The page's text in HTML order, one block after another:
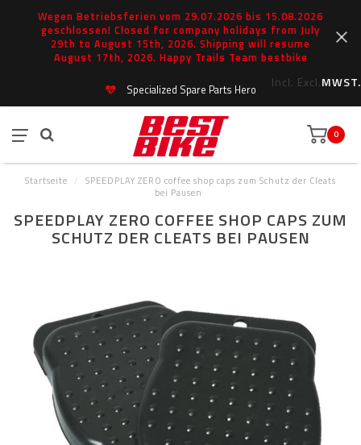
Wegen Betriebsferien vom 29.07.2026 bis 15.08.2026
geschlossen! Closed for company holidays from July
29th to August 15th, 2026. Shipping will resume
August 17th, 2026. Happy Trails Team bestbike
Incl. Excl.MWST.
Specialized Spare Parts Hero
0
Startseite /
SPEEDPLAY ZERO coffee shop caps zum Schutz der Cleats
bei Pausen
SPEEDPLAY ZERO COFFEE SHOP CAPS ZUM
SCHUTZ DER CLEATS BEI PAUSEN